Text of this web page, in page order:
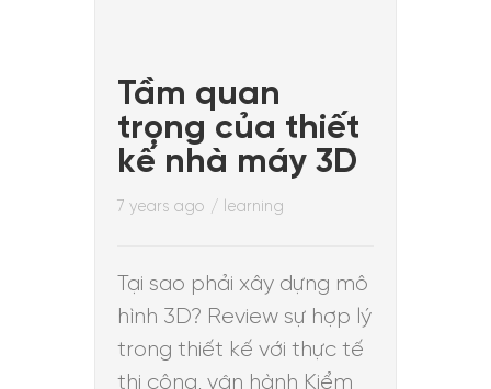
Tầm quan
trọng của thiết
kế nhà máy 3D
7 years ago / learning
Tại sao phải xây dựng mô
hình 3D? Review sự hợp lý
trong thiết kế với thực tế
thi công, vận hành Kiểm